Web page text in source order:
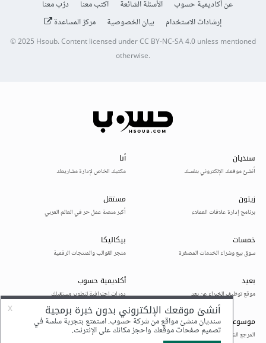
عن أكاديمية حسوب الأسئلة الشائعة اكتب معنا
درّب معنا
إرشادات الاستخدام
بيان الخصوصية مركز المساعدة
© 2025Hsoub.Content licensed underCC BY-NC-SA 4.0unless mentioned
otherwise.